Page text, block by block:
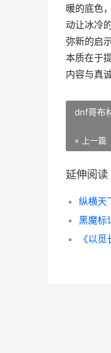
暖的底色
动让冰冷
弥新的启
本质在于
内容与真
dnf哥布
« 上一篇
延伸阅读
纵横天
黑魔标
《以